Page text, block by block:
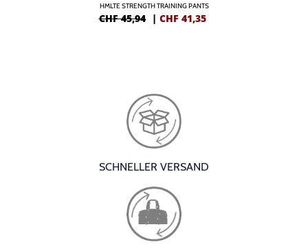
HMLTE STRENGTH TRAINING PANTS
CHF 45,94 | CHF 41,35
SCHNELLER VERSAND